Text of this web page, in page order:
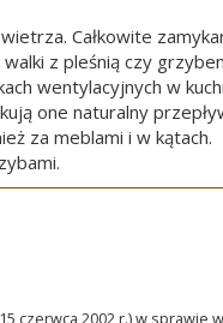
Całkowite
z pleśnią czy
wentylacyjnych w
one naturalny
za meblami i w kątach.
czerwca 2002 r.) w